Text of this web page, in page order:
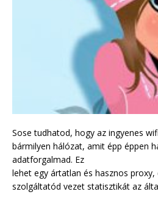
Sose tudhatod, hogy az ingyenes
bármilyen hálózat, amit épp éppen
adatforgalmad. Ez
lehet egy ártatlan és hasznos proxy,
szolgáltatód vezet statisztikát az